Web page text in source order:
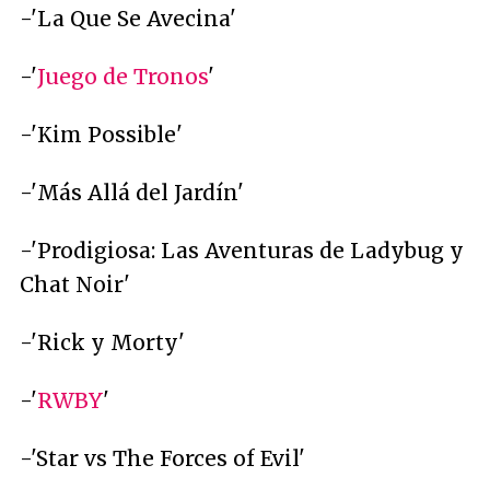
-'La Que Se Avecina'
-'Juego de Tronos'
-'Kim Possible'
-'Más Allá del Jardín'
-'Prodigiosa: Las Aventuras de Ladybug y
Chat Noir'
-'Rick y Morty'
-'RWBY'
-'Star vs The Forces of Evil'